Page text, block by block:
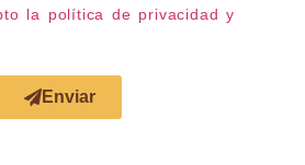
la política de privacidad y
Enviar